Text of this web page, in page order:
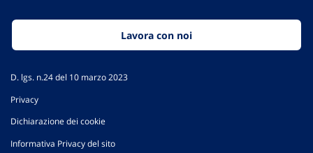
Lavora con noi
D. lgs. n.24 del 10 marzo 2023
Privacy
Dichiarazione dei cookie
Informativa Privacy del sito